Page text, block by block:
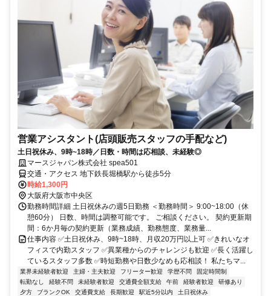
営業アシスタント(店頭販売スタッフの手配など)
土日祝休み、9時~18時／日数・時間は応相談、未経験◎
マースジャパン株式会社 spea501
交通・アクセス 地下鉄長堀橋駅から徒歩5分
時給1,300円
大阪府大阪市中央区
勤務時間詳細 土日祝休みの週5日勤務 ＜勤務時間＞ 9:00~18:00（休
憩60分） 日数、時間は調整可能です。 ご相談ください。 契約更新期
間：6か月毎の契約更新（業務成績、勤務態度、業務量...
仕事内容 ✅土日祝休み、9時~18時、月収20万円以上可 ✅きれいなオ
フィスで内勤スタッフ ✅異業種からのチャレンジも歓迎 ✅長く活躍し
ているスタッフ多数 ✅時短勤務や日数少なめも応相談！ 私たちマ...
業界未経験者歓迎 主婦・主夫歓迎 フリーター歓迎 学歴不問
固定時間制
転勤なし
経験不問 未経験者歓迎 交通費全額支給 午前 経験者歓迎
研修あり
夕方
ブランクOK 交通費支給 長期歓迎 駅近5分以内 土日祝休み